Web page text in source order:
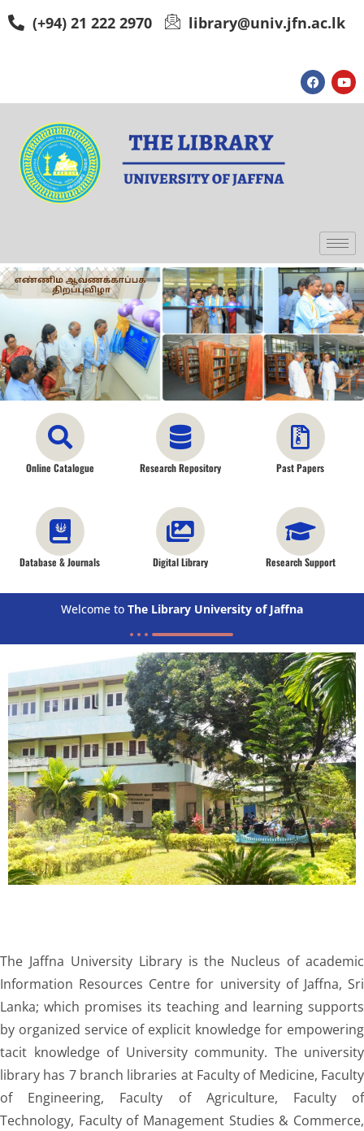
(+94) 21 222 2970 library@univ.jfn.ac.lk
Online Catalogue Research Repository Past Papers
Database & Journals Digital Library Research Support
Welcome to The Library University of Jaffna
The Jaffna University Library is the Nucleus of academic
Information Resources Centre for university of Jaffna, Sri
Lanka; which promises its teaching and learning supports
by organized service of explicit knowledge for empowering
tacit knowledge of University community. The university
library has 7 branch libraries at Faculty of Medicine, Faculty
of Engineering, Faculty of Agriculture, Faculty of
Technology, Faculty of Management Studies & Commerce,